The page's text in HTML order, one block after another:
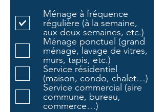
g
a
t
o
i
r
e
Ménage à fréquence
régulière (à la semaine,
aux deux semaines, etc.)
Ménage ponctuel (grand
ménage, lavage de vitres,
murs, tapis, etc.)
Service résidentiel
(maison, condo, chalet…)
Service commercial (aire
commune, bureau,
commerce…)